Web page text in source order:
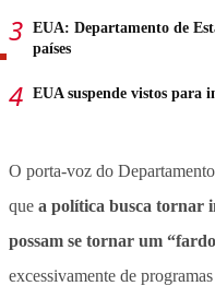
EUA: Departamento de
países
EUA suspende vistos para
O porta-voz do
que a política busca tornar
possam se tornar um
excessivamente de